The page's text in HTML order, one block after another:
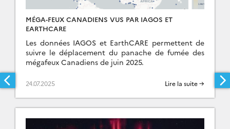
MÉGA-FEUX CANADIENS VUS PAR IAGOS ET
EARTHCARE
Les données IAGOS et EarthCARE permettent de
suivre le déplacement du panache de fumée des
mégafeux Canadiens de juin 2025.
24.07.2025 Lire la suite →